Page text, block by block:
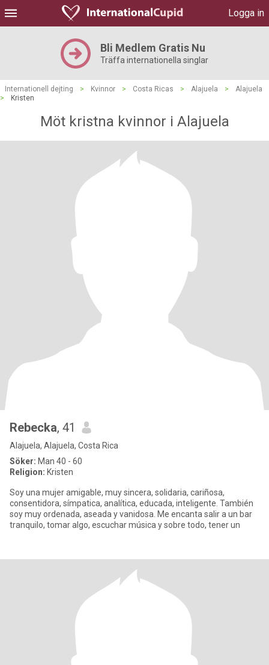
Logga in
Bli Medlem Gratis Nu
Träffa internationella singlar
Internationell dejting > Kvinnor > Costa Ricas > Alajuela >
Alajuela
>
Kristen
Möt kristna kvinnor i Alajuela
Rebecka, 41
Alajuela, Alajuela, Costa Rica
Söker: Man 40 - 60
Religion: Kristen
Soy una mujer amigable, muy sincera, solidaria, cariñosa,
consentidora, símpatica, analítica, educada, inteligente. También
soy muy ordenada, aseada y vanidosa. Me encanta salir a un bar
tranquilo, tomar algo, escuchar música y sobre todo, tener un